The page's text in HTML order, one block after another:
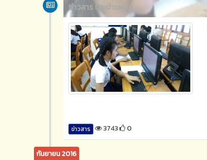
ข่าวสาร ประจำแผนก
ข่าวสาร 3743 0
กันยายน 2016